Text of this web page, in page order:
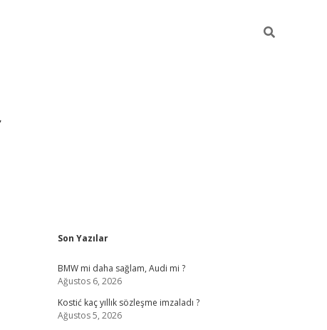
Sidebar
Son Yazılar
BMW mi daha sağlam, Audi mi ?
Ağustos 6, 2026
Kostić kaç yıllık sözleşme imzaladı ?
Ağustos 5, 2026